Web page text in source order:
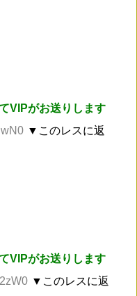
VIPがお送りします
▼このレスに返
VIPがお送りします
▼このレスに返